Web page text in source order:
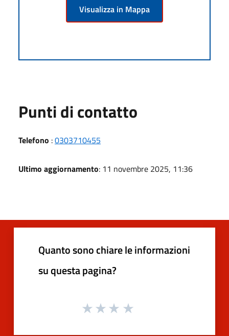
Visualizza in Mappa
Punti di contatto
Telefono :0303710455
Ultimo aggiornamento: 11 novembre 2025, 11:36
Quanto sono chiare le informazioni
su questa pagina?